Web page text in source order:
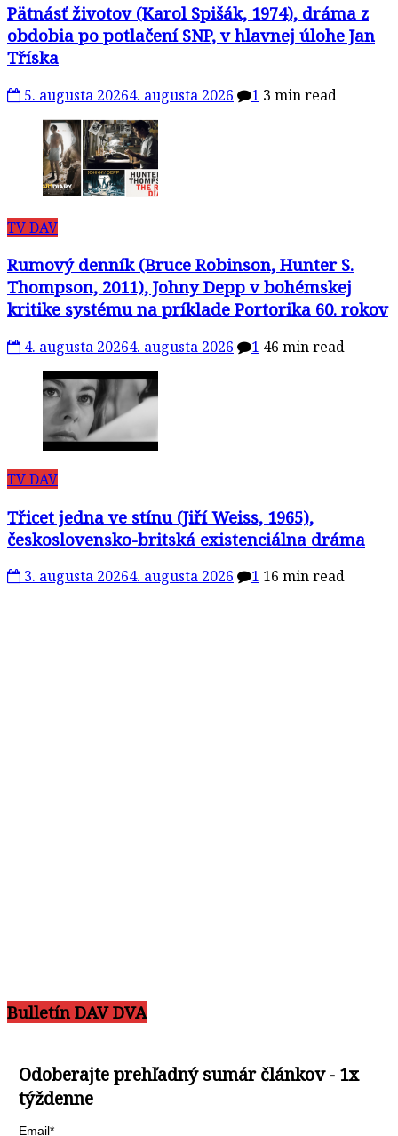
Pätnásť životov (Karol Spišák, 1974), dráma z
obdobia po potlačení SNP, v hlavnej úlohe Jan
Tříska
5. augusta 20264. augusta 2026 1 3 min read
TV DAV
Rumový denník (Bruce Robinson, Hunter S.
Thompson, 2011), Johny Depp v bohémskej
kritike systému na príklade Portorika 60. rokov
4. augusta 20264. augusta 2026 1 46 min read
TV DAV
Třicet jedna ve stínu (Jiří Weiss, 1965),
československo-britská existenciálna dráma
3. augusta 20264. augusta 2026 1 16 min read
Bulletín DAV DVA
Odoberajte prehľadný sumár článkov - 1x
týždenne
Email*